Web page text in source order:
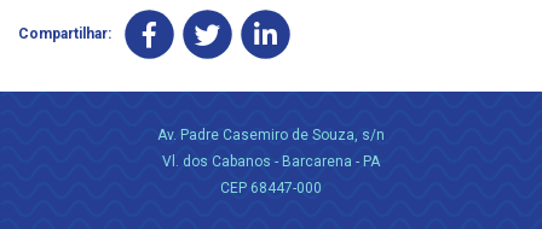
Compartilhar:
Av. Padre Casemiro de Souza, s/n
Vl. dos Cabanos - Barcarena - PA
CEP 68447-000